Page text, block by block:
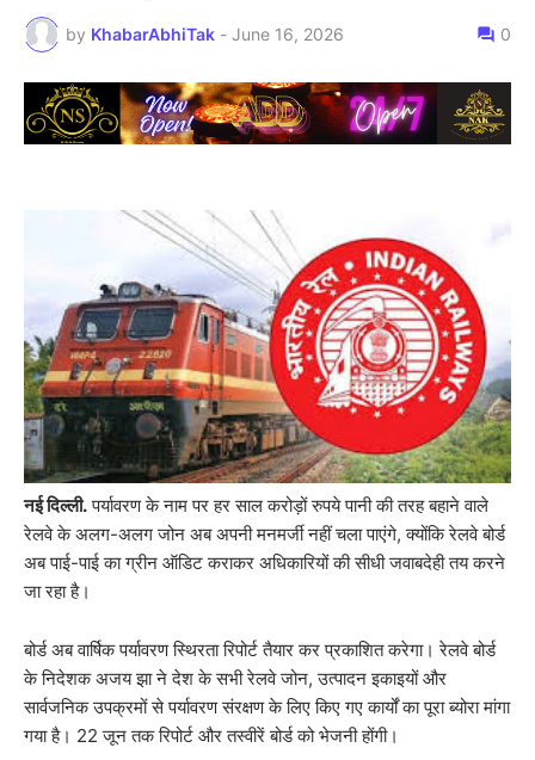
by KhabarAbhiTak - June 16, 2026 0
नई दिल्ली.पर्यावरण के नाम पर हर साल करोड़ों रुपये पानी की तरह बहाने वाले
रेलवे के अलग-अलग जोन अब अपनी मनमर्जी नहीं चला पाएंगे, क्योंकि रेलवे बोर्ड
अब पाई-पाई का ग्रीन ऑडिट कराकर अधिकारियों की सीधी जवाबदेही तय करने
जा रहा है।
बोर्ड अब वार्षिक पर्यावरण स्थिरता रिपोर्ट तैयार कर प्रकाशित करेगा। रेलवे बोर्ड
के निदेशक अजय झा ने देश के सभी रेलवे जोन, उत्पादन इकाइयों और
सार्वजनिक उपक्रमों से पर्यावरण संरक्षण के लिए किए गए कार्यों का पूरा ब्योरा मांगा
गया है। 22 जून तक रिपोर्ट और तस्वीरें बोर्ड को भेजनी होंगी।